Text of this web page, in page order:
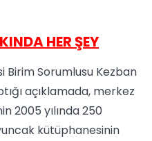
HER ŞEY
Birim Sorumlusu Kezban
açıklamada, merkez
2005 yılında 250
kütüphanesinin